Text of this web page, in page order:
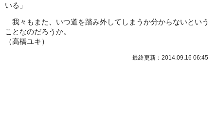
いる」
我々もまた、いつ道を踏み外してしまうか分からないという
ことなのだろうか。
（高橋ユキ）
最終更新：2014.09.16 06:45